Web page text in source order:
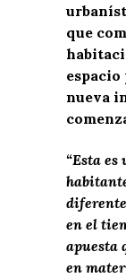
que
nueva
“Esta es
en el
apuesta
en